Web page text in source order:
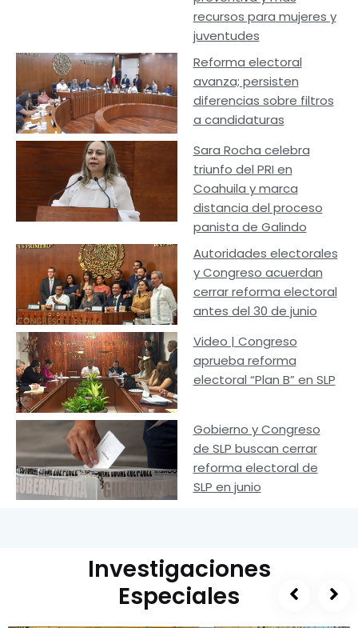
recursos para mujeres y
juventudes
Reforma electoral
avanza; persisten
diferencias sobre filtros
a candidaturas
Sara Rocha celebra
triunfo del PRI en
Coahuila y marca
distancia del proceso
panista de Galindo
Autoridades electorales
y Congreso acuerdan
cerrar reforma electoral
antes del 30 de junio
Video | Congreso
aprueba reforma
electoral “Plan B” en SLP
Gobierno y Congreso
de SLP buscan cerrar
reforma electoral de
SLP en junio
Investigaciones
Especiales